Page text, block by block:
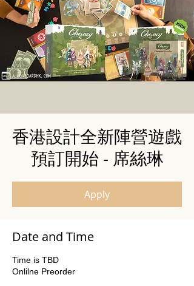
香港設計全新陣營遊戲
預訂開始 - 席絲琳
Apply
Date and Time
Time is TBD
Onlilne Preorder